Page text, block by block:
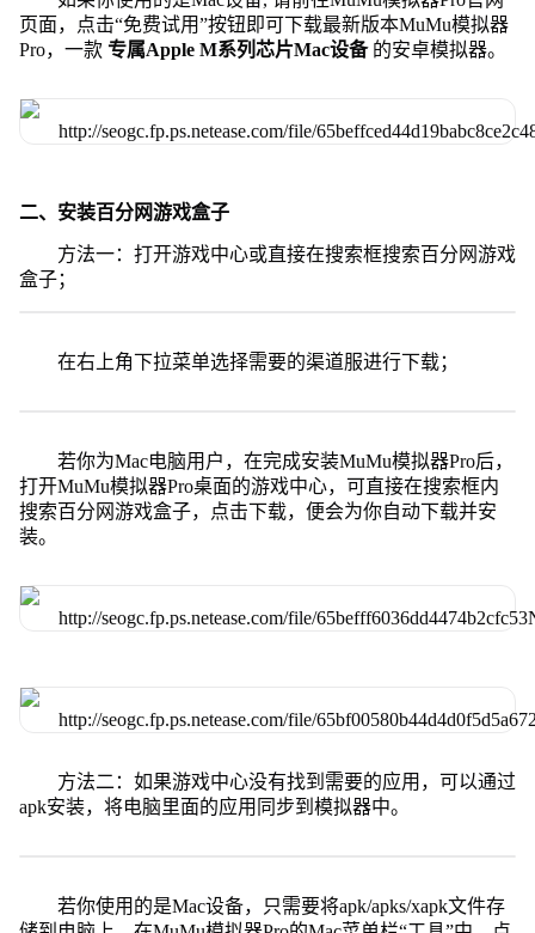
页面，点击“免费试用”按钮即可下载最新版本MuMu模拟器
Pro，一款 专属Apple M系列芯片Mac设备 的安卓模拟器。
二、安装百分网游戏盒子
方法一：打开游戏中心或直接在搜索框搜索百分网游戏
盒子；
在右上角下拉菜单选择需要的渠道服进行下载；
若你为Mac电脑用户，在完成安装MuMu模拟器Pro后，
打开MuMu模拟器Pro桌面的游戏中心，可直接在搜索框内
搜索百分网游戏盒子，点击下载，便会为你自动下载并安
装。
方法二：如果游戏中心没有找到需要的应用，可以通过
apk安装，将电脑里面的应用同步到模拟器中。
若你使用的是Mac设备，只需要将apk/apks/xapk文件存